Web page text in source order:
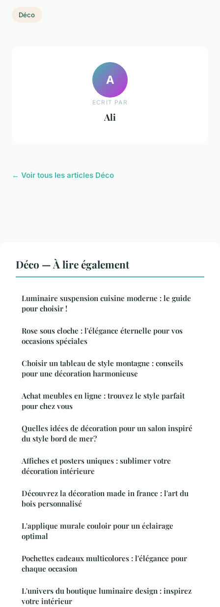
Déco
A
ECRIT PAR
Ali
← Voir tous les articles Déco
Déco — À lire également
Luminaire suspension cuisine moderne : le guide
pour choisir !
Rose sous cloche : l'élégance éternelle pour vos
occasions spéciales
Choisir un tableau de style montagne : conseils
pour une décoration harmonieuse
Achat meubles en ligne : trouvez le style parfait
pour chez vous
Quelles idées de décoration pour un salon inspiré
du style bord de mer?
Affiches et posters uniques : sublimer votre
décoration intérieure
Découvrez la décoration made in france : l'art du
bois personnalisé
L'applique murale couloir pour un éclairage
optimal
Pochettes cadeaux multicolores : l'élégance pour
chaque occasion
L'univers du boutique luminaire design : inspirez
votre intérieur